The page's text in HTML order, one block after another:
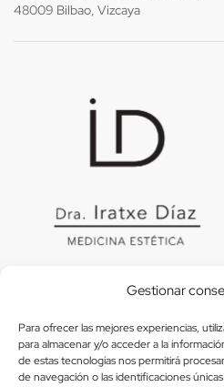
Gestionar
Para ofrecer las mejores experiencias,
para almacenar y/o acceder a la
de estas tecnologías nos permitirá
de navegación o las identificaciones
48009 Bilbao, Vizcaya
Usamos Métodos